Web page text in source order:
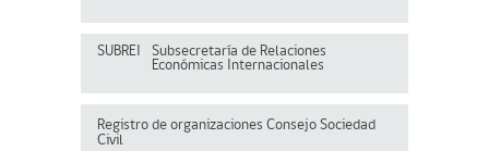
SUBREI
Subsecretaría de Relaciones
Económicas Internacionales
Registro de organizaciones Consejo Sociedad
Civil